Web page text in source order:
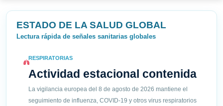
ESTADO DE LA SALUD GLOBAL
Lectura rápida de señales sanitarias globales
RESPIRATORIAS
Actividad estacional contenida
La vigilancia europea del 8 de agosto de 2026 mantiene el
seguimiento de influenza, COVID-19 y otros virus respiratorios